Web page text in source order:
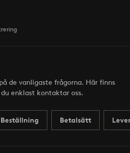
de vanligaste frågorna. Här finns
enklast kontaktar oss.
Beställning Betalsätt